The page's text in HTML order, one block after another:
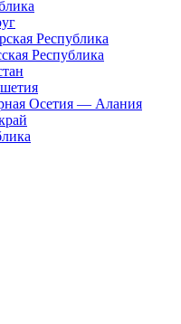
Республика
Республика
Осетия — Алания